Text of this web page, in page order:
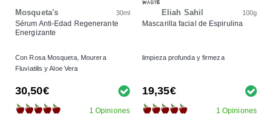
Mosqueta's 30ml
Sérum Anti-Edad Regenerante
Energizante
Con Rosa Mosqueta, Mourera
Fluviatilis y Aloe Vera
30,50€
1 Opiniones
Eliah Sahil 100g
Mascarilla facial de Espirulina
limpieza profunda y firmeza
19,35€
1 Opiniones